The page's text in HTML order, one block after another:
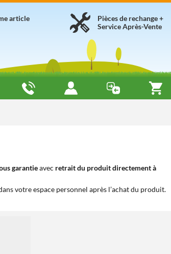
Pièces de rechange +
Service Après-Vente
article
garantieavec retrait du produit directement à
votre espace personnel après l’achat du produit.